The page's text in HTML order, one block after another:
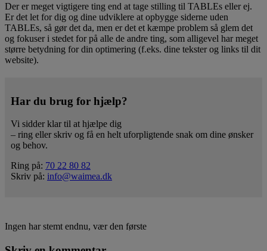
Der er meget vigtigere ting end at tage stilling til TABLEs eller ej.
Er det let for dig og dine udviklere at opbygge siderne uden
TABLEs, så gør det da, men er det et kæmpe problem så glem det
og fokuser i stedet for på alle de andre ting, som alligevel har meget
større betydning for din optimering (f.eks. dine tekster og links til dit
website).
Har du brug for hjælp?
Vi sidder klar til at hjælpe dig
– ring eller skriv og få en helt uforpligtende snak om dine ønsker
og behov.
Ring på: 70 22 80 82
Skriv på: info@waimea.dk
Ingen har stemt endnu, vær den første